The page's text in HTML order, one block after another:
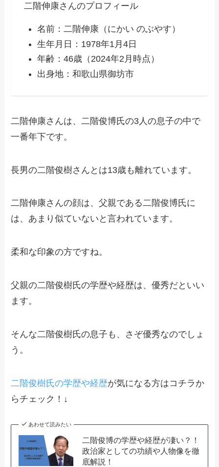
二階伸康さんのプロフィール
名前：二階伸康（にかい のぶやす）
生年月日：1978年1月4日
年齢：46歳（2024年2月時点）
出身地：和歌山県御坊市
二階伸康さんは、二階俊博氏の3人の息子の中で
一番年下です。
長男の二階俊樹さんとは13歳も離れています。
二階伸康さんの顔は、父親である二階俊博氏に
は、あまり似ていないと言われています。
柔和な印象の方ですね。
父親の二階俊樹氏の学歴や経歴は、優秀だといい
ます。
そんな二階俊樹氏の息子も、さぞ優秀なのでしょ
う。
二階俊樹氏の学歴や経歴が気になる方はコチラか
らチェック！↓
あわせて読みたい
二階俊博の学歴や経歴が凄い？！
政治家としての功績や人物像を徹
底解説！